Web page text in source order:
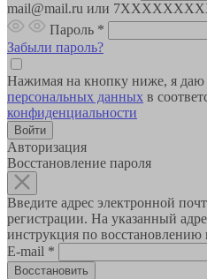
mail@mail.ru или
Пароль *
Забыли пароль?
Нажимая на кнопку ниже, я даю
персональных данных в
конфиденциальности
Авторизация
Восстановление пароля
Введите адрес электронной
регистрации. На указанный
инструкция по восстановлению
E-mail *